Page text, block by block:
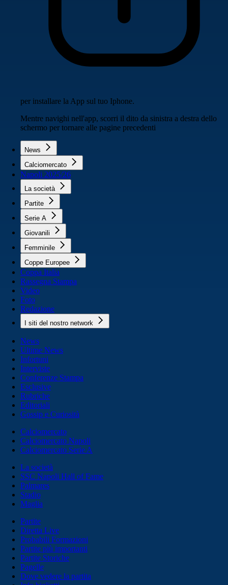
per installare la App sul tuo Iphone.
Mentre navighi nell'app, scorri il dito da sinistra a destra dello
schermo per tornare alle pagine precedenti
News
Calciomercato
Napoli 2025/26
La società
Partite
Serie A
Giovanili
Femminile
Coppe Europee
Coppa Italia
Rassegna Stampa
Video
Foto
Redazione
I siti del nostro network
News
Ultime News
Infortuni
Interviste
Conferenze Stampa
Esclusive
Rubriche
Editoriali
Gossip e Curiosità
Calciomercato
Calciomercato Napoli
Calciomercato Serie A
La società
SSC Napoli Hall of Fame
Palmares
Stadio
Maglia
Partite
Diretta Live
Probabili Formazioni
Partite più importanti
Partite Storiche
Pagelle
Dove vedere la partita